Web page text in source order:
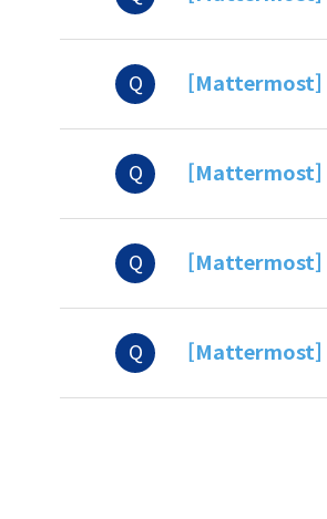
Q [Mattermost]
Q [Mattermost]
Q [Mattermost]
Q [Mattermost]